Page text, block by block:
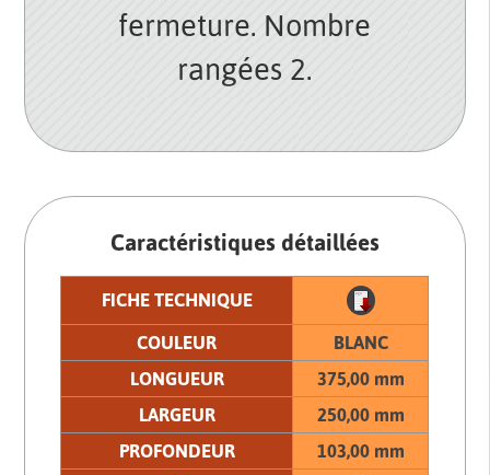
fermeture. Nombre
rangées 2.
Caractéristiques détaillées
FICHE TECHNIQUE
COULEUR
BLANC
LONGUEUR
375,00 mm
LARGEUR
250,00 mm
PROFONDEUR
103,00 mm